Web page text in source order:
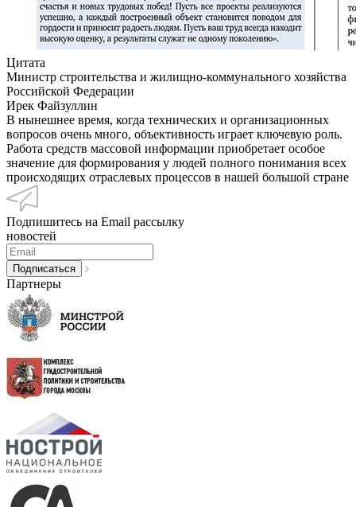
Цитата
Министр строительства и жилищно-коммунального хозяйства
Российской Федерации
Ирек Файзуллин
В нынешнее время, когда технических и организационных
вопросов очень много, объективность играет ключевую роль.
Работа средств массовой информации приобретает особое
значение для формирования у людей полного понимания всех
происходящих отраслевых процессов в нашей большой стране
Подпишитесь на Email рассылку
новостей
Партнеры